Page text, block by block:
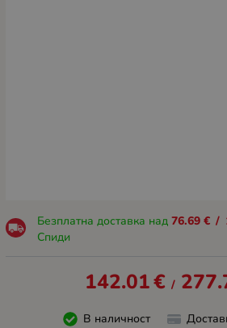
Безплатна доставка над 76.69 € /
Спиди
142.01€ /
В наличност